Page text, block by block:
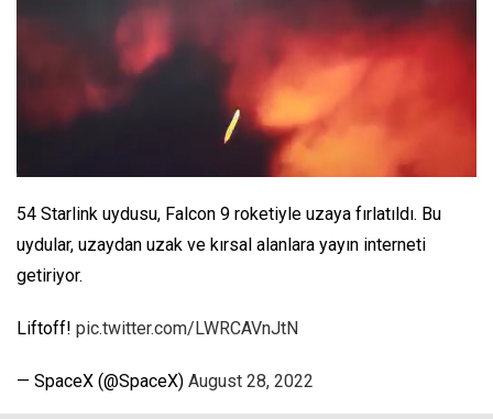
54 Starlink uydusu, Falcon 9 roketiyle uzaya fırlatıldı. Bu
uydular, uzaydan uzak ve kırsal alanlara yayın interneti
getiriyor.
Liftoff! pic.twitter.com/LWRCAVnJtN
— SpaceX (@SpaceX) August 28, 2022